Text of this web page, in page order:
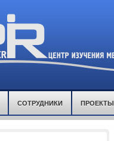
СОТРУДНИКИ ПРОЕКТЫ